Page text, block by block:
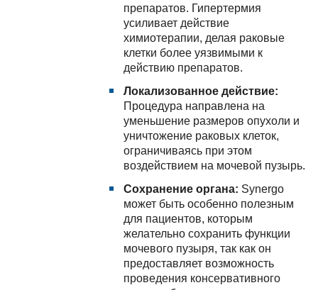
препаратов. Гипертермия
усиливает действие
химиотерапии, делая раковые
клетки более уязвимыми к
действию препаратов.
Локализованное действие:
Процедура направлена на
уменьшение размеров опухоли и
уничтожение раковых клеток,
ограничиваясь при этом
воздействием на мочевой пузырь.
Сохранение органа: Synergo
может быть особенно полезным
для пациентов, которым
желательно сохранить функции
мочевого пузыря, так как он
предоставляет возможность
проведения консервативного